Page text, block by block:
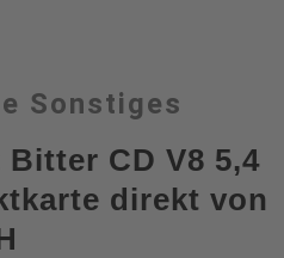
Sonstiges
CD V8 5,4
direkt von